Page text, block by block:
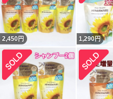
2,450 円 1,290円